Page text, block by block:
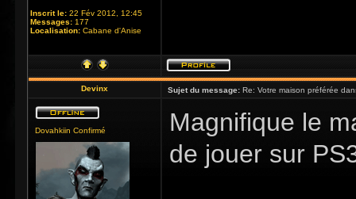
Inscrit le: 22 Fév 2012, 12:45
Messages: 177
Localisation: Cabane d'Anise
Devinx Sujet du message: Re: Votre maison préférée
Dovahkiin Confirmé
Magnifique le
de jouer sur